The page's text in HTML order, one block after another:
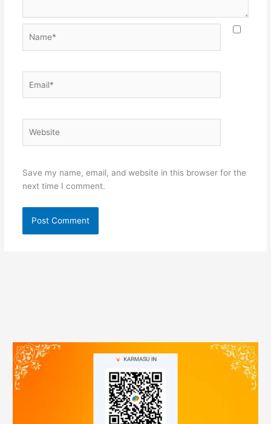
Save my name, email, and website in this browser for the
next time I comment.